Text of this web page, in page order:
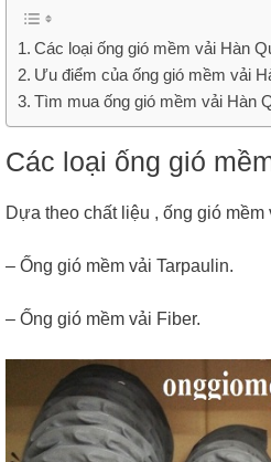
Các loại ống gió mềm vải Hàn
Ưu điểm của ống gió mềm vải
Tìm mua ống gió mềm vải Hàn
Các loại ống gió
Dựa theo chất liệu , ống gió mềm
– Ống gió mềm vải Tarpaulin.
– Ống gió mềm vải Fiber.